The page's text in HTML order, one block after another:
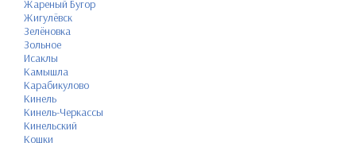
Жареный Бугор
Жигулёвск
Зелёновка
Зольное
Исаклы
Камышла
Карабикулово
Кинель
Кинель-Черкассы
Кинельский
Кошки